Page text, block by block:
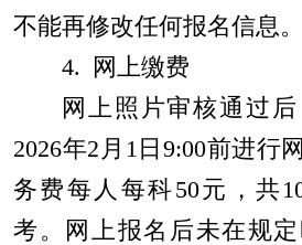
不能再修改任何报名信息。
4.
网上缴费
网上照片审核通过
2026年2 月 1日 9:00前进行
务费每人每科50元，共
考。网上报名后未在规